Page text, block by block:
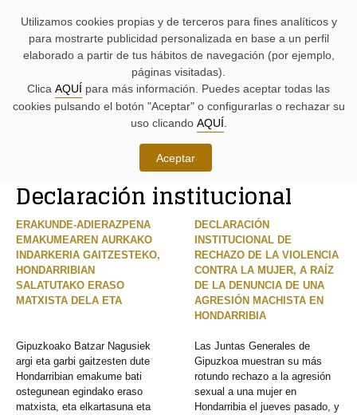
NAVEGACIÓN:
contenido.
parlamentaria.
parlamentarias.
MENÚS
PRINCIPAL
ACCESO
PÁGINA
ACTUAL
CONTENIDO
PRINCIPAL
DE
LA
PÁGINA
Declaración institucional
ERAKUNDE-ADIERAZPENA
EMAKUMEAREN AURKAKO
INDARKERIA GAITZESTEKO,
HONDARRIBIAN
SALATUTAKO ERASO
MATXISTA DELA ETA
DECLARACIÓN
INSTITUCIONAL DE
RECHAZO DE LA VIOLENCIA
CONTRA LA MUJER, A RAÍZ
DE LA DENUNCIA DE UNA
AGRESIÓN MACHISTA EN
HONDARRIBIA
Gipuzkoako Batzar Nagusiek
argi eta garbi gaitzesten dute
Hondarribian emakume bati
ostegunean egindako eraso
matxista, eta elkartasuna eta
Las Juntas Generales de
Gipuzkoa muestran su más
rotundo rechazo a la agresión
sexual a una mujer en
Hondarribia el jueves pasado, y
Utilizamos cookies propias y de terceros para fines analíticos y
para mostrarte publicidad personalizada en base a un perfil
elaborado a partir de tus hábitos de navegación (por ejemplo,
páginas visitadas).
Clica AQUÍ para más información. Puedes aceptar todas las
cookies pulsando el botón "Aceptar" o configurarlas o rechazar su
uso clicando AQUÍ
Aceptar